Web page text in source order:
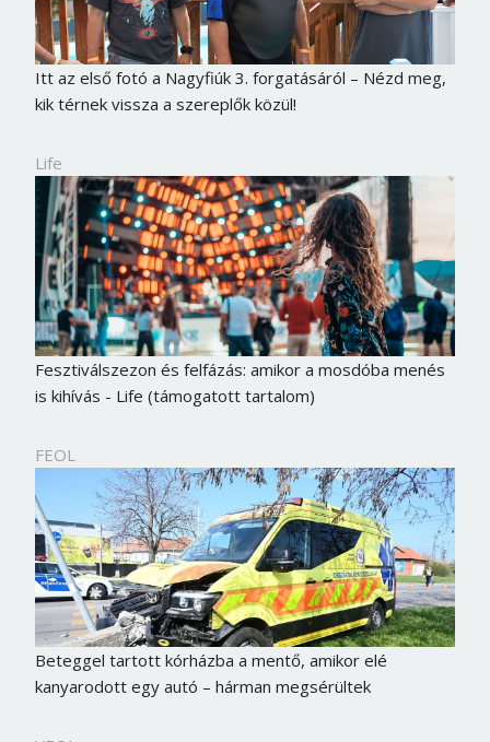
Itt az első fotó a Nagyfiúk 3. forgatásáról – Nézd meg,
kik térnek vissza a szereplők közül!
Life
Fesztiválszezon és felfázás: amikor a mosdóba menés
is kihívás - Life (támogatott tartalom)
FEOL
Beteggel tartott kórházba a mentő, amikor elé
kanyarodott egy autó – hárman megsérültek
Borsonline bejelentkezés
E-mail cím vagy felhasználónév